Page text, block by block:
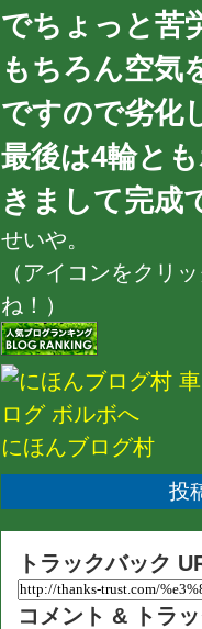
でちょっと苦
もちろん空気
ですので劣化
最後は4輪と
きまして完成
せいや。
（アイコンをクリ
ね！）
にほんブログ村
投
トラックバック
コメント & トラ